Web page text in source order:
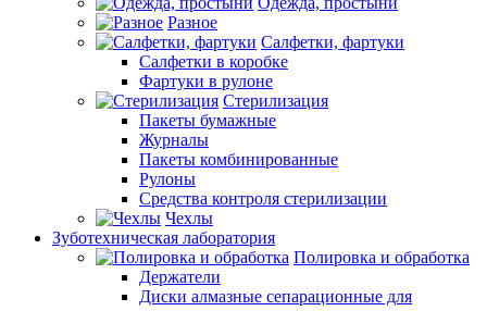
Разное
Салфетки, фартуки
Салфетки в коробке
Фартуки в рулоне
Стерилизация
Пакеты бумажные
Журналы
Пакеты комбинированные
Рулоны
Средства контроля стерилизации
Чехлы
Зуботехническая лаборатория
Полировка и обработка
Держатели
Диски алмазные сепарационные для